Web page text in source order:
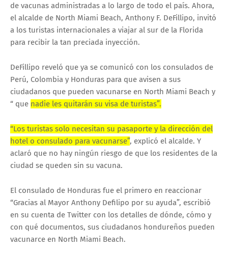
de vacunas administradas a lo largo de todo el país. Ahora,
el alcalde de North Miami Beach, Anthony F. DeFillipo, invitó
a los turistas internacionales a viajar al sur de la Florida
para recibir la tan preciada inyección.
DeFillipo reveló que ya se comunicó con los consulados de
Perú, Colombia y Honduras para que avisen a sus
ciudadanos que pueden vacunarse en North Miami Beach y
“ que nadie les quitarán su visa de turistas”.
“Los turistas solo necesitan su pasaporte y la dirección del
hotel o consulado para vacunarse”, explicó el alcalde. Y
aclaró que no hay ningún riesgo de que los residentes de la
ciudad se queden sin su vacuna.
El consulado de Honduras fue el primero en reaccionar
“Gracias al Mayor Anthony Defilipo por su ayuda”, escribió
en su cuenta de Twitter con los detalles de dónde, cómo y
con qué documentos, sus ciudadanos hondureños pueden
vacunarce en North Miami Beach.